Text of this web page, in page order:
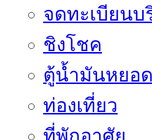
จดทะเบียนบ
ชิงโชค
ตู้น้ำมันหยอ
ท่องเที่ยว